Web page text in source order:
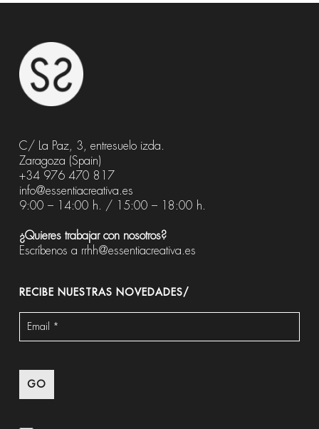
C/ La Paz, 3, entresuelo izda.
Zaragoza (Spain)
+34 976 470 817
info@essentiacreativa.es
9:00 – 14:00 h. / 15:00 – 18:00 h.
¿Quieres trabajar con nosotros?
Escríbenos a rrhh@essentiacreativa.es
RECIBE NUESTRAS NOVEDADES/